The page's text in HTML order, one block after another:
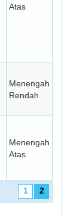
Atas
Menengah
Rendah
Menengah
Atas
1 2